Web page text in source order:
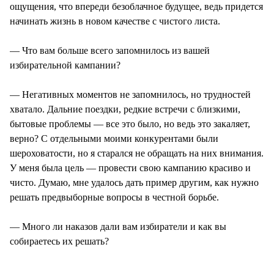
ощущения, что впереди безоблачное будущее, ведь придется
начинать жизнь в новом качестве с чистого листа.
— Что вам больше всего запомнилось из вашей
избирательной кампании?
— Негативных моментов не запомнилось, но трудностей
хватало. Дальние поездки, редкие встречи с близкими,
бытовые проблемы — все это было, но ведь это закаляет,
верно? С отдельными моими конкурентами были
шероховатости, но я старался не обращать на них внимания.
У меня была цель — провести свою кампанию красиво и
чисто. Думаю, мне удалось дать пример другим, как нужно
решать предвыборные вопросы в честной борьбе.
— Много ли наказов дали вам избиратели и как вы
собираетесь их решать?